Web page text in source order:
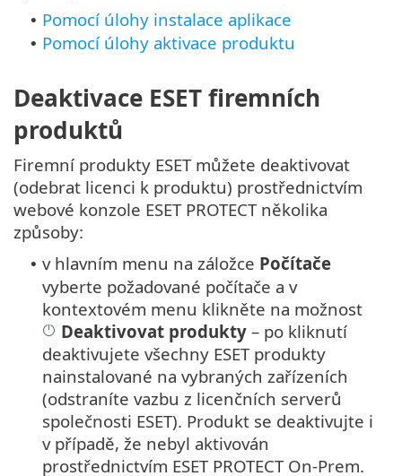
• Pomocí úlohy instalace aplikace
• Pomocí úlohy aktivace produktu
Deaktivace ESET firemních
produktů
Firemní produkty ESET můžete deaktivovat
(odebrat licenci k produktu) prostřednictvím
webové konzole ESET PROTECT několika
způsoby:
• v hlavním menu na záložce Počítače
vyberte požadované počítače a v
kontextovém menu klikněte na možnost
Deaktivovat produkty – po kliknutí
deaktivujete všechny ESET produkty
nainstalované na vybraných zařízeních
(odstraníte vazbu z licenčních serverů
společnosti ESET). Produkt se deaktivujte i
v případě, že nebyl aktivován
prostřednictvím ESET PROTECT On-Prem.